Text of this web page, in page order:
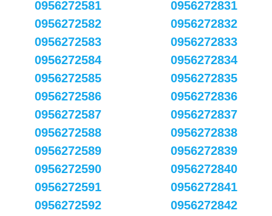
0956272581
0956272582
0956272583
0956272584
0956272585
0956272586
0956272587
0956272588
0956272589
0956272590
0956272591
0956272592
0956272831
0956272832
0956272833
0956272834
0956272835
0956272836
0956272837
0956272838
0956272839
0956272840
0956272841
0956272842